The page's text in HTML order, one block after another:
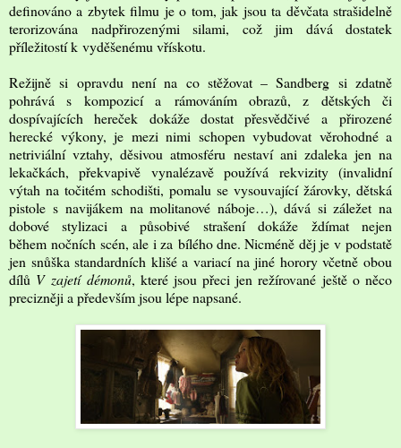
definováno a zbytek filmu je o tom, jak jsou ta děvčata strašidelně
terorizována nadpřirozenými silami, což jim dává dostatek
příležitostí k vyděšenému vřískotu.
Režijně si opravdu není na co stěžovat – Sandberg si zdatně
pohrává s kompozicí a rámováním obrazů, z dětských či
dospívajících hereček dokáže dostat přesvědčivé a přirozené
herecké výkony, je mezi nimi schopen vybudovat věrohodné a
netriviální vztahy, děsivou atmosféru nestaví ani zdaleka jen na
lekačkách, překvapivě vynalézavě používá rekvizity (invalidní
výtah na točitém schodišti, pomalu se vysouvající žárovky, dětská
pistole s navijákem na molitanové náboje…), dává si záležet na
dobové stylizaci a působivé strašení dokáže ždímat nejen
během nočních scén, ale i za bílého dne. Nicméně děj je v podstatě
jen snůška standardních klišé a variací na jiné horory včetně obou
dílů V zajetí démonů, které jsou přeci jen režírované ještě o něco
precizněji a především jsou lépe napsané.